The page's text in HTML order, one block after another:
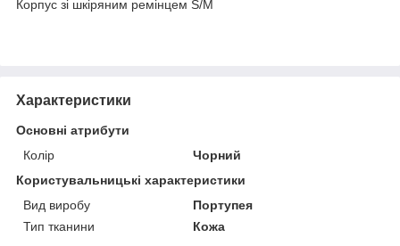
Корпус зі шкіряним ремінцем S/M
Характеристики
Основні атрибути
Колір
Чорний
Користувальницькі характеристики
Вид виробу
Портупея
Тип тканини
Кожа